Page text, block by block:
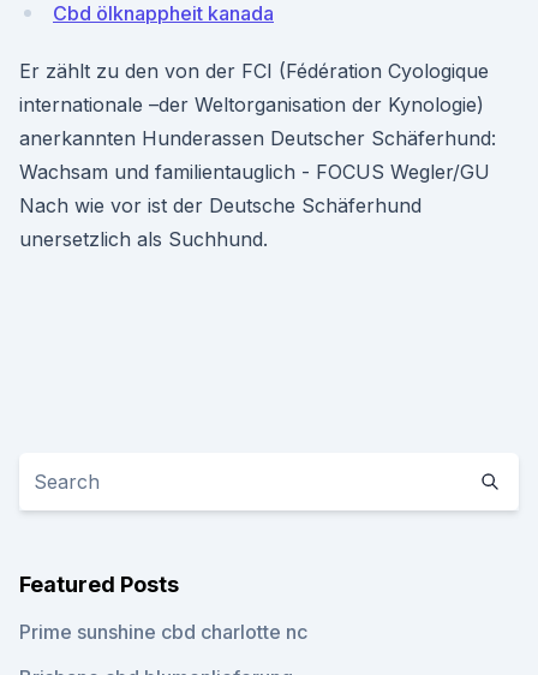
Cbd ölknappheit kanada
Er zählt zu den von der FCI (Fédération Cyologique
internationale –der Weltorganisation der Kynologie)
anerkannten Hunderassen Deutscher Schäferhund:
Wachsam und familientauglich - FOCUS Wegler/GU
Nach wie vor ist der Deutsche Schäferhund
unersetzlich als Suchhund.
Featured Posts
Prime sunshine cbd charlotte nc